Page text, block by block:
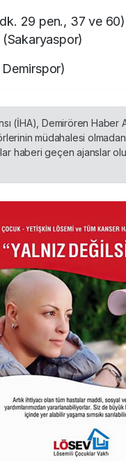
29 pen., 37 ve
(İHA), Demirören Haber
müdahalesi
haberi geçen ajanslar